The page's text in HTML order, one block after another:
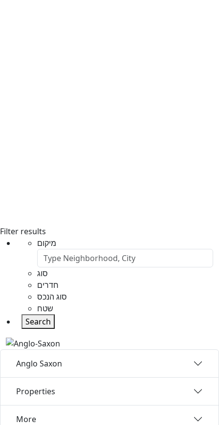
Filter results
מיקום
סוג
חדרים
סוג הנכס
שטח
Search
Anglo Saxon
Properties
More